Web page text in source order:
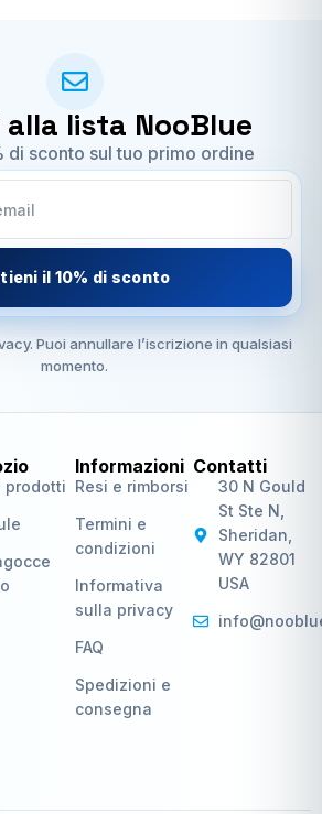
lista NooBlue
di sconto sul tuo primo ordine
il 10% di sconto
Puoi annullare l’iscrizione in qualsiasi
momento.
prodotti
Informazioni
Resi e rimborsi
Termini e
condizioni
Informativa
sulla privacy
FAQ
Spedizioni e
consegna
Contatti
30 N Gould
St Ste N,
Sheridan,
WY 82801
USA